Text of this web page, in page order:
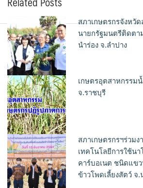
สภาเกษตรกรจังหวั
นายกรัฐมนตรีติดต
นำร่อง จ.ลำปาง
เกษตรอุตสาหกรรม
จ.ราชบุรี
สภาเกษตรกรฯร่วม
เทคโนโลยีการใช้น
คาร์บอเนต ชนิดแข
ข้าวโพดเลี้ยงสัตว์ จ